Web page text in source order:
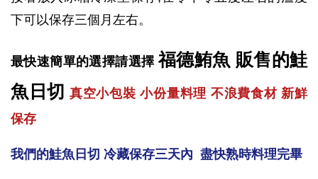
下可以保存三個月左右。
最快速簡單的選擇請選擇福德鮪魚 販售的鮭
魚日切 真空小包裝 小份量料理 不浪費食材 新鮮
保存
我們的鮭魚日切 冷藏保存三天內 盡快熟時料理完畢